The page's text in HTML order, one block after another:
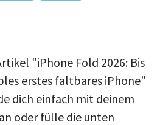
"iPhone Fold 2026: Bis
erstes faltbares iPhone"
dich einfach mit deinem
oder fülle die unten